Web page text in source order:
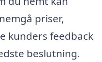
priser,
kunders feedback
beslutning.